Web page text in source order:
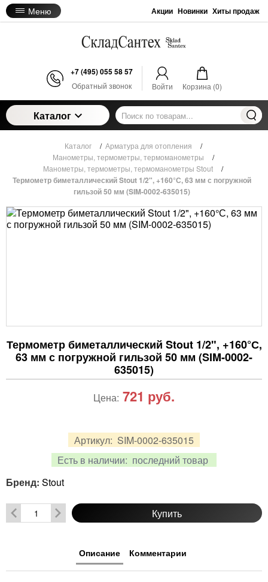
Меню Акции Новинки Хиты продаж
+7 (495) 055 58 57
Обратный звонок Войти Корзина (0)
Каталог
Каталог / Арматура для отопления
/
Манометры, термометры, термоманометры
/
Манометры, термометры, термоманометры Stout
/
Термометр биметаллический Stout 1/2", +160°С, 63 мм с погружной
гильзой 50 мм (SIM-0002-635015)
Термометр биметаллический Stout 1/2", +160°С,
63 мм с погружной гильзой 50 мм (SIM-0002-
635015)
Артикул: SIM-0002-635015
Есть в наличии: последний товар
Цена: 721 руб.
Бренд: Stout
Купить
Описание Комментарии